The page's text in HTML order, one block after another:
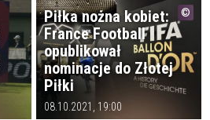
Piłka nożna kobiet:
France Football
opublikował
nominacje do Złotej
Piłki
08.10.2021, 19:00